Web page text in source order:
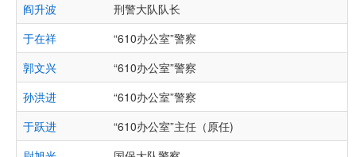
阎升波
刑警大队队长
于在祥
“610办公室”警察
郭文兴
“610办公室”警察
孙洪进
“610办公室”警察
于跃进
“610办公室”主任（原任)